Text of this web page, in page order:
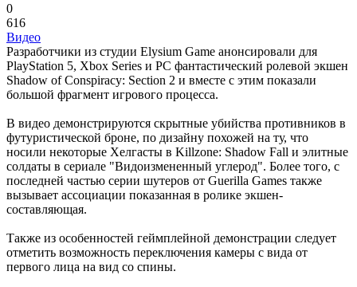
0
616
Видео
Разработчики из студии Elysium Game анонсировали для
PlayStation 5, Xbox Series и PC фантастический ролевой экшен
Shadow of Conspiracy: Section 2 и вместе с этим показали
большой фрагмент игрового процесса.
В видео демонстрируются скрытные убийства противников в
футуристической броне, по дизайну похожей на ту, что
носили некоторые Хелгасты в Killzone: Shadow Fall и элитные
солдаты в сериале "Видоизмененный углерод". Более того, с
последней частью серии шутеров от Guerilla Games также
вызывает ассоциации показанная в ролике экшен-
составляющая.
Также из особенностей геймплейной демонстрации следует
отметить возможность переключения камеры с вида от
первого лица на вид со спины.